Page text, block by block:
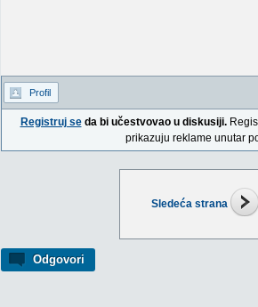
Sledeća strana
Odgovori
Profil
Registruj seda bi učestvovao u diskusiji.
prikazuju reklame unutar